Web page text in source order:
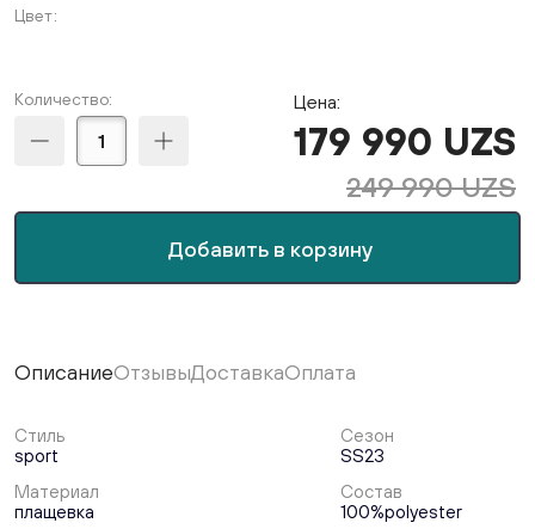
Цвет
Количество:
Добавить в корзину
Цена:
179 990 UZS
249 990 UZS
ОписаниеОтзывыДоставкаОплата
Стиль
sport
Сезон
SS23
Материал
плащевка
Состав
100%polyester